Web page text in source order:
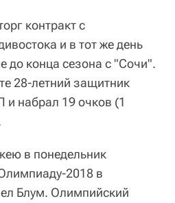
контракт с
и в тот же день
до конца сезона с "Сочи".
28-летний защитник
и набрал 19 очков (1
в понедельник
2018 в
Блум. Олимпийский